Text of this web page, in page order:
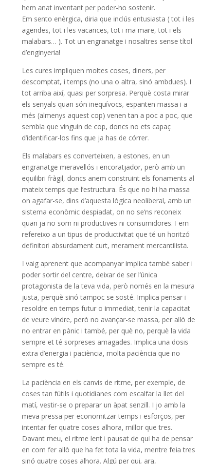
hem anat inventant per poder-ho sostenir.
Em sento enèrgica, diria que inclús entusiasta ( tot i les
agendes, tot i les vacances, tot i ma mare, tot i els
malabars… ). Tot un engranatge i nosaltres sense títol
d’enginyeria!
Les cures impliquen moltes coses, diners, per
descomptat, i temps (no una o altra, sinó ambdues). I
tot arriba així, quasi per sorpresa. Perquè costa mirar
els senyals quan són inequívocs, espanten massa i a
més (almenys aquest cop) venen tan a poc a poc, que
sembla que vinguin de cop, doncs no ets capaç
d’identificar-los fins que ja has de córrer.
Els malabars es converteixen, a estones, en un
engranatge meravellós i encoratjador, però amb un
equilibri fràgil, doncs anem construint els fonaments al
mateix temps que l’estructura. És que no hi ha massa
on agafar-se, dins d’aquesta lògica neoliberal, amb un
sistema econòmic despiadat, on no se’ns reconeix
quan ja no som ni productives ni consumidores. I em
refereixo a un tipus de productivitat que té un horitzó
definitori absurdament curt, merament mercantilista.
I vaig aprenent que acompanyar implica també saber i
poder sortir del centre, deixar de ser l’única
protagonista de la teva vida, però només en la mesura
justa, perquè sinó tampoc se sosté. Implica pensar i
resoldre en temps futur o immediat, tenir la capacitat
de veure vindre, però no avançar-se massa, per allò de
no entrar en pànic i també, per què no, perquè la vida
sempre et té sorpreses amagades. Implica una dosis
extra d’energia i paciència, molta paciència que no
sempre es té.
La paciència en els canvis de ritme, per exemple, de
coses tan fútils i quotidianes com escalfar la llet del
matí, vestir-se o preparar un àpat senzill. I jo amb la
meva pressa per economitzar temps i esforços, per
intentar fer quatre coses alhora, millor que tres.
Davant meu, el ritme lent i pausat de qui ha de pensar
en com fer allò que ha fet tota la vida, mentre feia tres
sinó quatre coses alhora. Algú per qui, ara,